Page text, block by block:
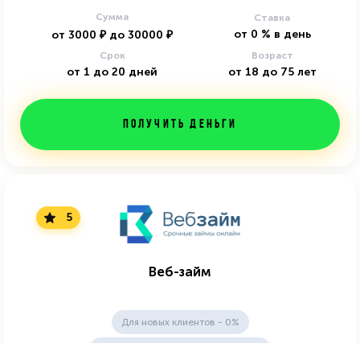
Сумма
от 3000 ₽ до 30000 ₽
Ставка
от 0 % в день
Срок
от 1 до 20 дней
Возраст
от 18 до 75 лет
Получить деньги
5
Веб-займ
Для новых клиентов - 0%